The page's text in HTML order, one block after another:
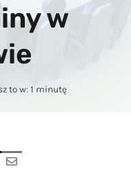
w
to w:1 minutę